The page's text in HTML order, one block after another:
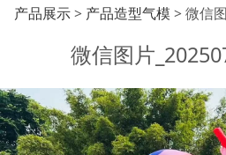
微信图片
产品展示> 产品造型气模 > 微信
微信图片